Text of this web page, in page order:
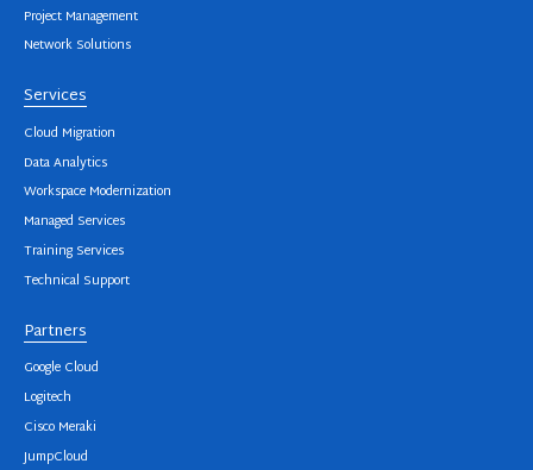
Project Management
Network Solutions
Services
Cloud Migration
Data Analytics
Workspace Modernization
Managed Services
Training Services
Technical Support
Partners
Google Cloud
Logitech
Cisco Meraki
JumpCloud